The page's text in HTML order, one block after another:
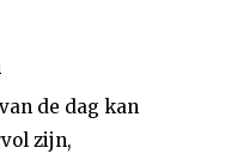
de dag kan
zijn,